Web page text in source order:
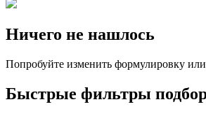
Ничего не нашлось
Попробуйте изменить формулировку
Быстрые фильтры